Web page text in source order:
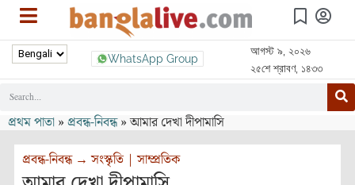
WhatsApp Group
আগস্ট ৯, ২০২৬
২৫শে শ্রাবণ, ১৪৩৩
প্রথম পাতা »প্রবন্ধ-নিবন্ধ»আমার দেখা দীপামাসি
প্রবন্ধ-নিবন্ধ→সংস্কৃতি|সাম্প্রতিক